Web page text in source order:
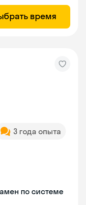
время
3 года опыта
по системе